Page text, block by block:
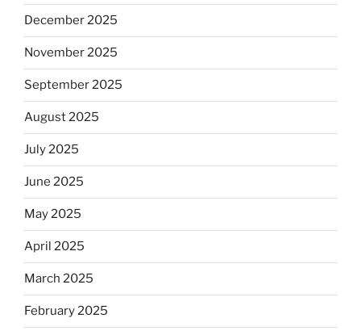
December 2025
November 2025
September 2025
August 2025
July 2025
June 2025
May 2025
April 2025
March 2025
February 2025